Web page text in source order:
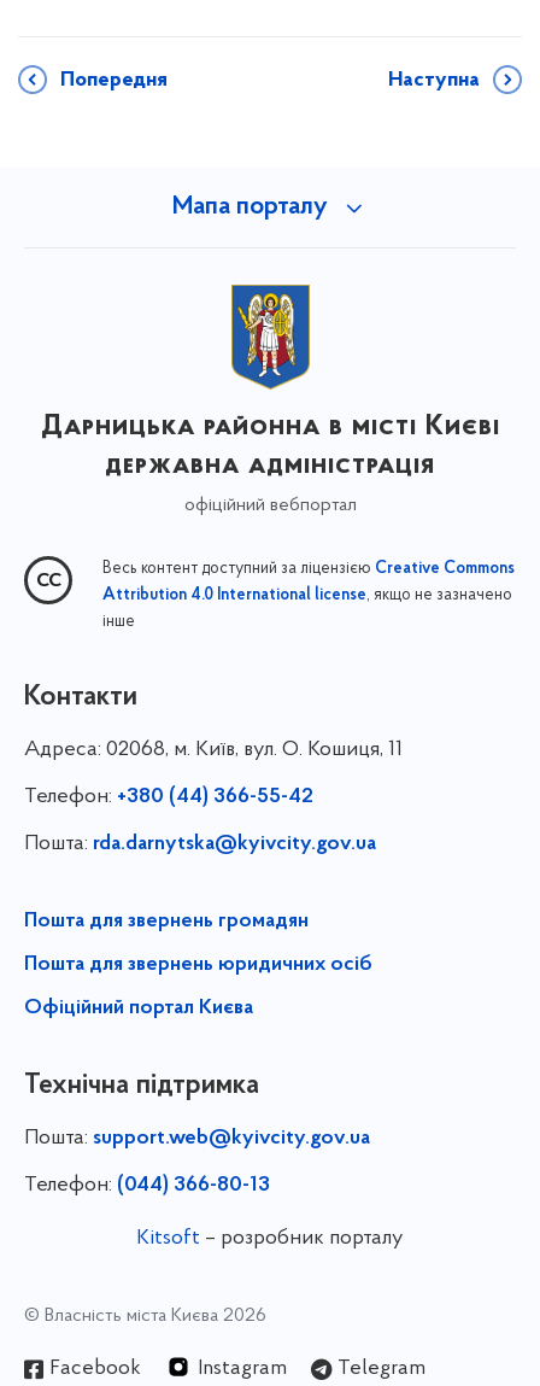
Попередня Наступна
Мапа порталу
Дарницька районна в місті Києві
державна адміністрація
офіційний вебпортал
Весь контент доступний за ліцензією Creative Commons
Attribution 4.0 International license, якщо не зазначено
інше
Контакти
Адреса: 02068, м. Київ, вул. О. Кошиця, 11
Телефон: +380 (44) 366-55-42
Пошта: rda.darnytska@kyivcity.gov.ua
Пошта для звернень громадян
Пошта для звернень юридичних осіб
Офіційний портал Києва
Технічна підтримка
Пошта: support.web@kyivcity.gov.ua
Телефон: (044) 366-80-13
Kitsoft – розробник порталу
© Власність міста Києва 2026
Facebook Instagram Telegram